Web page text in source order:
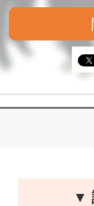
▼